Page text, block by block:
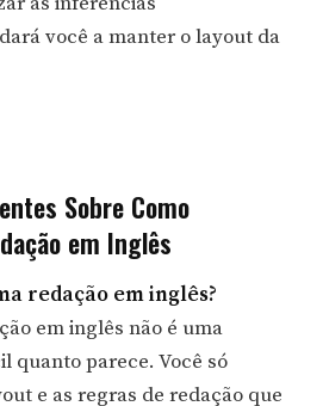
você a manter o layout da
Sobre Como
em Inglês
redação em inglês?
em inglês não é uma
quanto parece. Você só
e as regras de redação que